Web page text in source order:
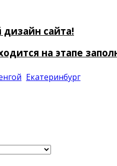
сайта!
на этапе
Екатеринбург